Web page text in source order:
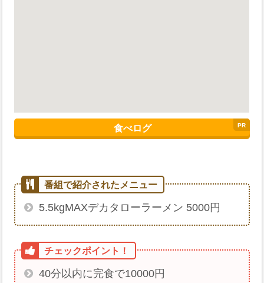
食べログ
5.5kgMAXデカタローラーメン 5000円
40分以内に完食で10000円